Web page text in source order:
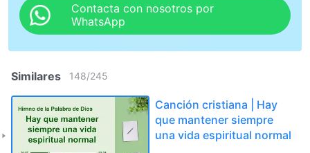
Contacta con nosotros por
WhatsApp
Similares 148/245
Canción cristiana | Hay
que mantener siempre
una vida espiritual normal